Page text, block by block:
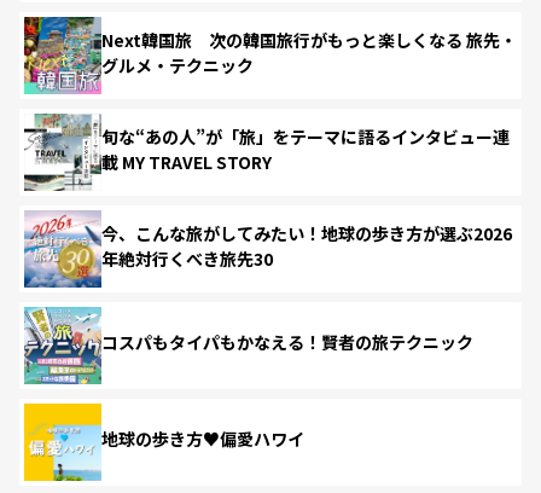
Next韓国旅 次の韓国旅行がもっと楽しくなる 旅先・
グルメ・テクニック
旬な“あの人”が「旅」をテーマに語るインタビュー連
載 MY TRAVEL STORY
今、こんな旅がしてみたい！地球の歩き方が選ぶ2026
年絶対行くべき旅先30
コスパもタイパもかなえる！賢者の旅テクニック
地球の歩き方♥偏愛ハワイ